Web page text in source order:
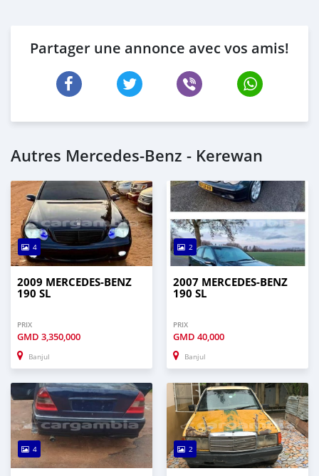
Partager une annonce avec vos amis!
Autres Mercedes-Benz - Kerewan
4
2009 MERCEDES-BENZ
190 SL
PRIX
GMD 3,350,000
Banjul
2
2007 MERCEDES-BENZ
190 SL
PRIX
GMD 40,000
Banjul
4 2